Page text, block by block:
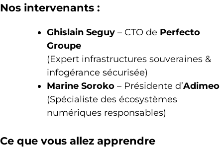
Nos intervenants :
Ghislain Seguy – CTO de Perfecto
Groupe
(Expert infrastructures souveraines &
infogérance sécurisée)
Marine Soroko – Présidente d’Adimeo
(Spécialiste des écosystèmes
numériques responsables)
Ce que vous allez apprendre